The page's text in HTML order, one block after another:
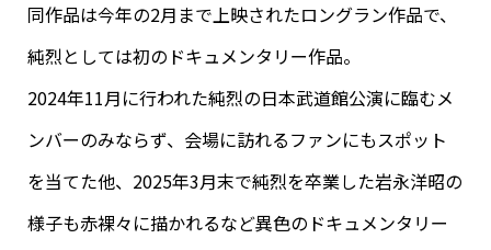
同作品は今年の2月まで上映されたロングラン作品で、
純烈としては初のドキュメンタリー作品。
2024年11月に行われた純烈の日本武道館公演に臨むメ
ンバーのみならず、会場に訪れるファンにもスポット
を当てた他、2025年3月末で純烈を卒業した岩永洋昭の
様子も赤裸々に描かれるなど異色のドキュメンタリー